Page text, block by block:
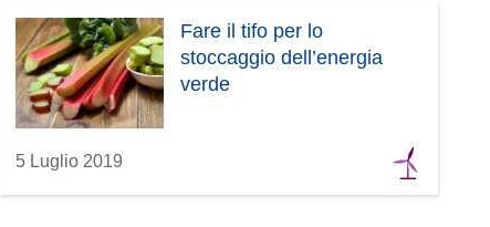
Fare il tifo per lo
stoccaggio dell’energia
verde
5 Luglio 2019